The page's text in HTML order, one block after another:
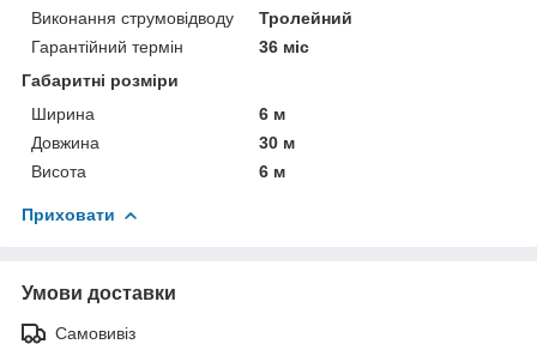
Виконання струмовідводу
Тролейний
Гарантійний термін
36 міс
Габаритні розміри
Ширина
6 м
Довжина
30 м
Висота
6 м
Приховати
Умови доставки
Самовивіз